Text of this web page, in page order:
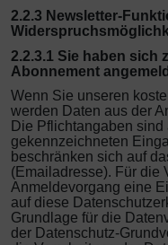
2.2.3 Newsletter-
2.2.3.1 Sie haben sich
Abonnement
Wenn Sie unseren
werden Daten aus der
Die Pflichtangaben
gekennzeichneten
beschränken sich auf
(Emailadresse). Für die
Anmeldevorgang eine
auf diese
Grundlage für die
der Datenschutz-